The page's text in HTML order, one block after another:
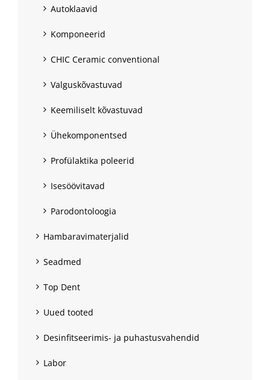
Autoklaavid
Komponeerid
CHIC Ceramic conventional
Valguskõvastuvad
Keemiliselt kõvastuvad
Ühekomponentsed
Profülaktika poleerid
Isesöövitavad
Parodontoloogia
Hambaravimaterjalid
Seadmed
Top Dent
Uued tooted
Desinfitseerimis- ja puhastusvahendid
Labor